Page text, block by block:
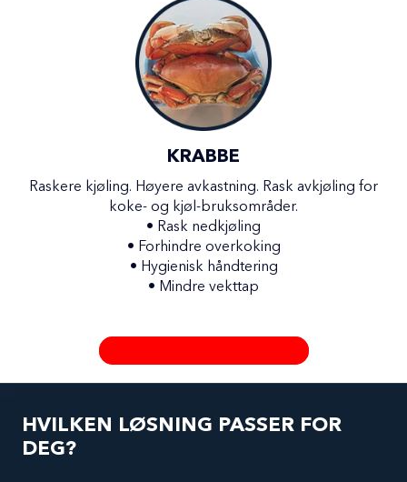
KRABBE
Raskere kjøling. Høyere avkastning. Rask avkjøling for
koke- og kjøl-bruksområder.
• Rask nedkjøling
• Forhindre overkoking
• Hygienisk håndtering
• Mindre vekttap
HVILKEN LØSNING PASSER FOR
DEG?